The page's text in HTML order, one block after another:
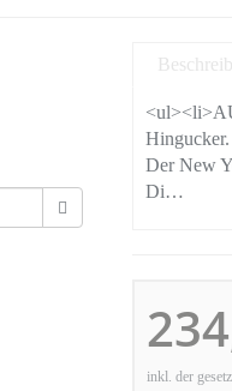
Der New
Di…
inkl. der